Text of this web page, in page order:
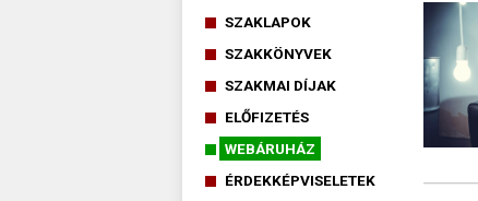
SZAKLAPOK
SZAKKÖNYVEK
SZAKMAI DÍJAK
ELŐFIZETÉS
WEBÁRUHÁZ
ÉRDEKKÉPVISELETEK